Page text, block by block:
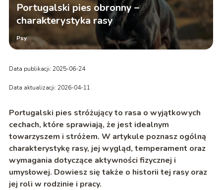
Portugalski pies obronny –
charakterystyka rasy
Psy
Data publikacji: 2025-06-24
Data aktualizacji: 2026-04-11
Portugalski pies stróżujący to rasa o wyjątkowych
cechach, które sprawiają, że jest idealnym
towarzyszem i stróżem. W artykule poznasz ogólną
charakterystykę rasy, jej wygląd, temperament oraz
wymagania dotyczące aktywności fizycznej i
umysłowej. Dowiesz się także o historii tej rasy oraz
jej roli w rodzinie i pracy.